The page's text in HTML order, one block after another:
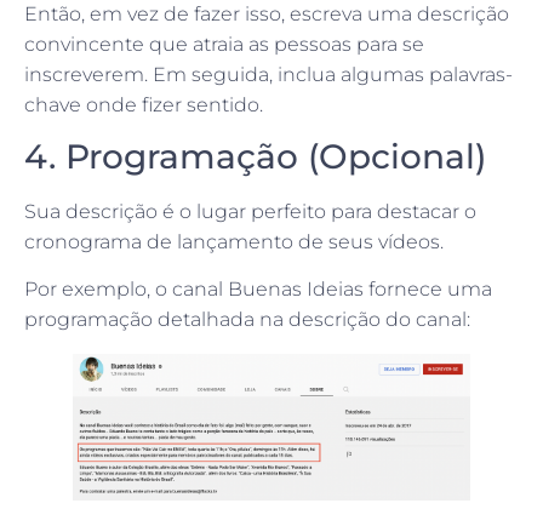
Então, em vez de fazer isso, escreva uma descrição
convincente que atraia as pessoas para se
inscreverem. Em seguida, inclua algumas palavras-
chave onde fizer sentido.
4. Programação (Opcional)
Sua descrição é o lugar perfeito para destacar o
cronograma de lançamento de seus vídeos.
Por exemplo, o canal Buenas Ideias fornece uma
programação detalhada na descrição do canal: